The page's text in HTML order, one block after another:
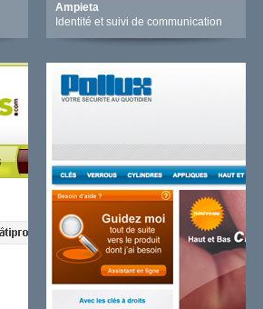
Ampieta
Identité et suivi de communication